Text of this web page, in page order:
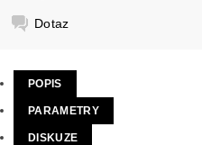
Dotaz
POPIS
PARAMETRY
DISKUZE